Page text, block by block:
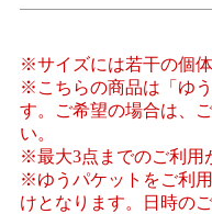
※サイズには若干の個体
※こちらの商品は「ゆ
す。ご希望の場合は、
い。
※最大3点までのご利用
※ゆうパケットをご利
けとなります。日時の